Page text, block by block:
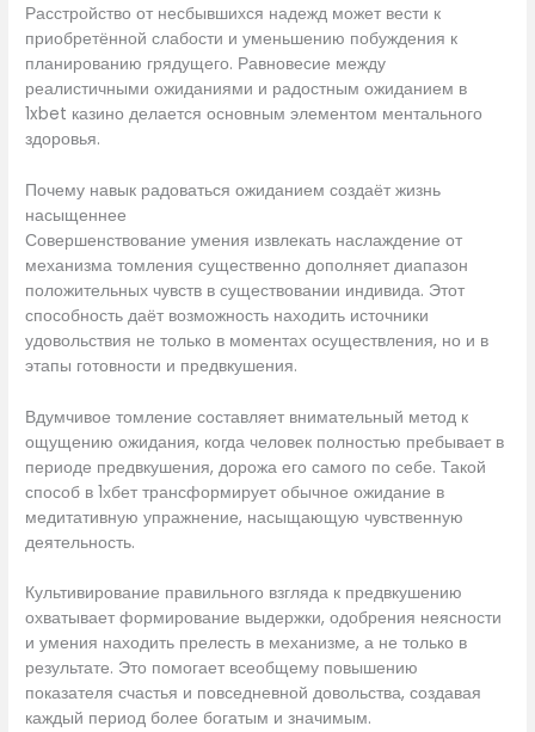
Расстройство от несбывшихся надежд может вести к
приобретённой слабости и уменьшению побуждения к
планированию грядущего. Равновесие между
реалистичными ожиданиями и радостным ожиданием в
1xbet казино делается основным элементом ментального
здоровья.
Почему навык радоваться ожиданием создаёт жизнь
насыщеннее
Совершенствование умения извлекать наслаждение от
механизма томления существенно дополняет диапазон
положительных чувств в существовании индивида. Этот
способность даёт возможность находить источники
удовольствия не только в моментах осуществления, но и в
этапы готовности и предвкушения.
Вдумчивое томление составляет внимательный метод к
ощущению ожидания, когда человек полностью пребывает в
периоде предвкушения, дорожа его самого по себе. Такой
способ в 1хбет трансформирует обычное ожидание в
медитативную упражнение, насыщающую чувственную
деятельность.
Культивирование правильного взгляда к предвкушению
охватывает формирование выдержки, одобрения неясности
и умения находить прелесть в механизме, а не только в
результате. Это помогает всеобщему повышению
показателя счастья и повседневной довольства, создавая
каждый период более богатым и значимым.